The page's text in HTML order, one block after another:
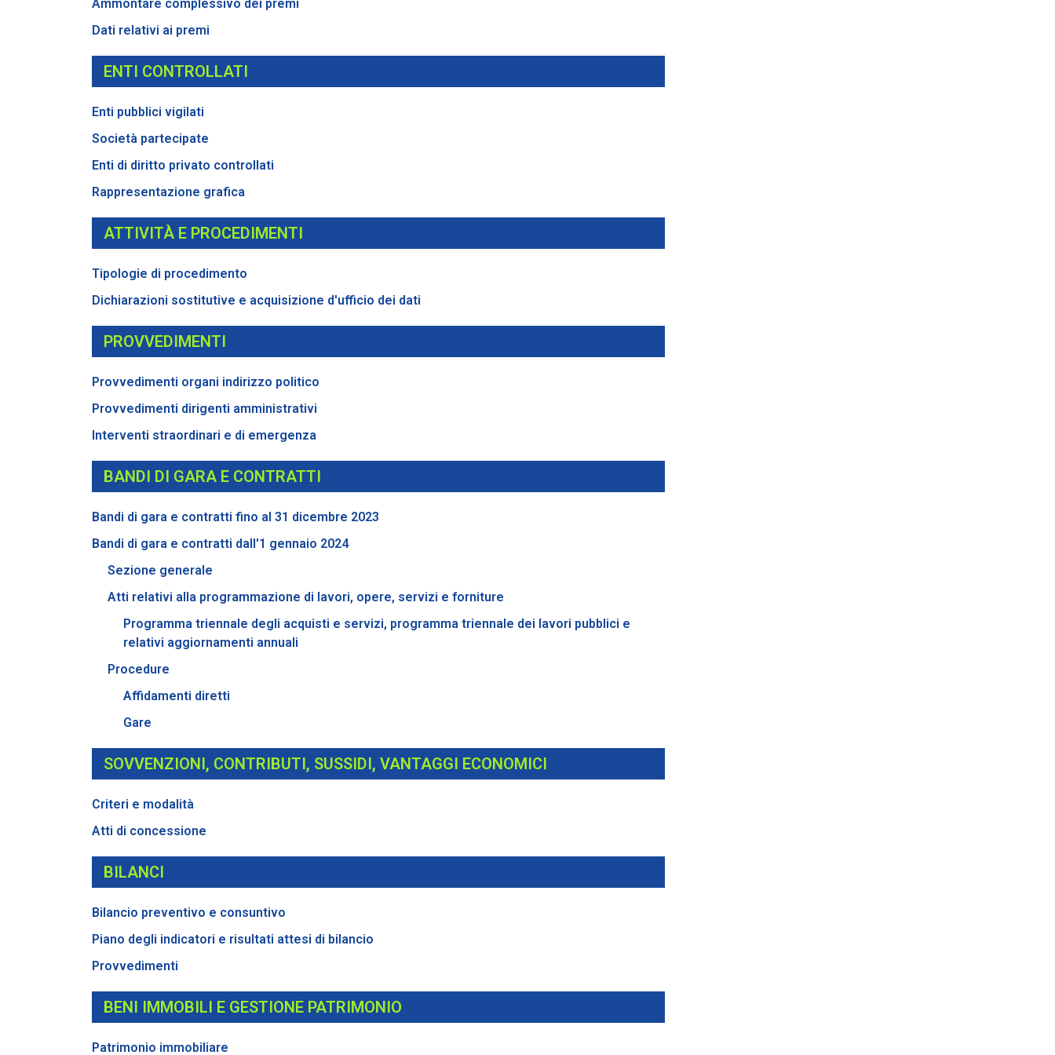
Ammontare complessivo dei premi
Dati relativi ai premi
ENTI CONTROLLATI
Enti pubblici vigilati
Società partecipate
Enti di diritto privato controllati
Rappresentazione grafica
ATTIVITÀ E PROCEDIMENTI
Tipologie di procedimento
Dichiarazioni sostitutive e acquisizione d'ufficio dei dati
PROVVEDIMENTI
Provvedimenti organi indirizzo politico
Provvedimenti dirigenti amministrativi
Interventi straordinari e di emergenza
BANDI DI GARA E CONTRATTI
Bandi di gara e contratti fino al 31 dicembre 2023
Bandi di gara e contratti dall'1 gennaio 2024
Sezione generale
Atti relativi alla programmazione di lavori, opere, servizi e forniture
Programma triennale degli acquisti e servizi, programma triennale dei lavori pubblici e
relativi aggiornamenti annuali
Procedure
Affidamenti diretti
Gare
SOVVENZIONI, CONTRIBUTI, SUSSIDI, VANTAGGI ECONOMICI
Criteri e modalità
Atti di concessione
BILANCI
Bilancio preventivo e consuntivo
Piano degli indicatori e risultati attesi di bilancio
Provvedimenti
BENI IMMOBILI E GESTIONE PATRIMONIO
Patrimonio immobiliare